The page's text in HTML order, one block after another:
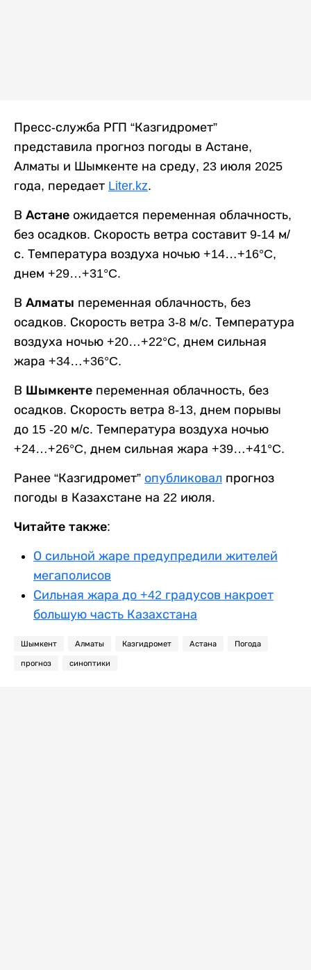
Пресс-служба РГП “Казгидромет”
представила прогноз погоды в Астане,
Алматы и Шымкенте на среду, 23 июля 2025
года, передает Liter.kz.
В Астане ожидается переменная облачность,
без осадков. Скорость ветра составит 9-14 м/
с. Температура воздуха ночью +14…+16°C,
днем +29…+31°C.
В Алматы переменная облачность, без
осадков. Скорость ветра 3-8 м/с. Температура
воздуха ночью +20…+22°C, днем сильная
жара +34…+36°C.
В Шымкенте переменная облачность, без
осадков. Скорость ветра 8-13, днем порывы
до 15 -20 м/с. Температура воздуха ночью
+24…+26°C, днем сильная жара +39…+41°C.
Ранее “Казгидромет” опубликовал прогноз
погоды в Казахстане на 22 июля.
Читайте также:
О сильной жаре предупредили жителей
мегаполисов
Сильная жара до +42 градусов накроет
большую часть Казахстана
Шымкент Алматы Казгидромет Астана Погода
прогноз синоптики